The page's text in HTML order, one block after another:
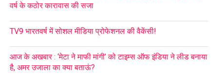
वर्ष के कठोर कारावास की सजा
TV9 भारतवर्ष में सोशल मीडिया प्रोफेशनल की वैकेंसी!
आज के अखबार : ‘मेटा ने माफी मांगी’ को टाइम्स ऑफ इंडिया ने लीड बनाया
है, अमर उजाला का क्या बताऊं?